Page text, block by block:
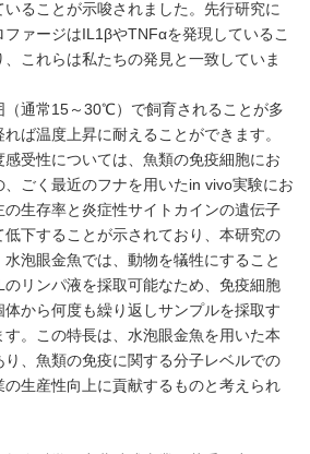
ることが示唆されました。先行研究に
ァージはIL1βやTNFαを発現しているこ
これらは私たちの発見と一致していま
通常15～30℃）で飼育されることが多
ば温度上昇に耐えることができます。
受性については、魚類の免疫細胞にお
ごく最近のフナを用いたin vivo実験にお
生存率と炎症性サイトカインの遺伝子
下することが示されており、本研究の
泡眼金魚では、動物を犠牲にすること
リンパ液を採取可能なため、免疫細胞
から何度も繰り返しサンプルを採取す
。この特長は、水泡眼金魚を用いた本
、魚類の免疫に関する分子レベルでの
生産性向上に貢献するものと考えられ